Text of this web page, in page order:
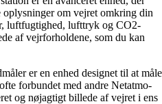
om vejret omkring din
luftfugtighed, lufttryk og CO2-
af vejrforholdene, som du kan
er en enhed designet til at måle
forbundet med andre Netatmo-
og nøjagtigt billede af vejret i ens